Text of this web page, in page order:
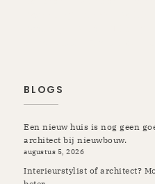
BLOGS
Een nieuw huis is nog geen
architect bij nieuwbouw.
augustus 5, 2026
Interieurstylist of architect?